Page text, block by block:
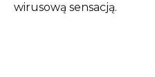
wirusową sensacją.